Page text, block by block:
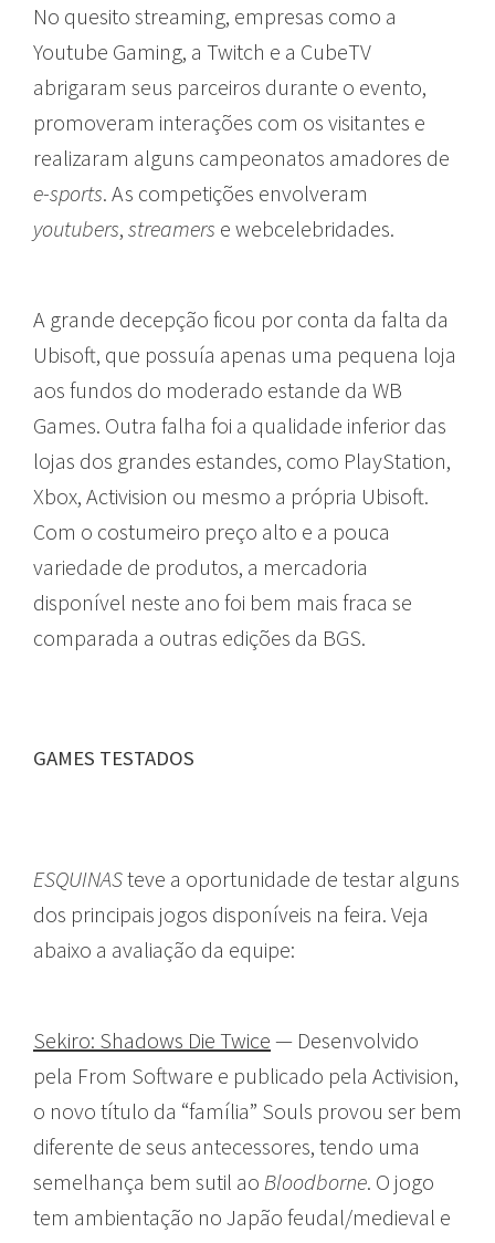
No quesito streaming, empresas como a
Youtube Gaming, a Twitch e a CubeTV
abrigaram seus parceiros durante o evento,
promoveram interações com os visitantes e
realizaram alguns campeonatos amadores de
e-sports. As competições envolveram
youtubers, streamers e webcelebridades.
A grande decepção ficou por conta da falta da
Ubisoft, que possuía apenas uma pequena loja
aos fundos do moderado estande da WB
Games. Outra falha foi a qualidade inferior das
lojas dos grandes estandes, como PlayStation,
Xbox, Activision ou mesmo a própria Ubisoft.
Com o costumeiro preço alto e a pouca
variedade de produtos, a mercadoria
disponível neste ano foi bem mais fraca se
comparada a outras edições da BGS.
GAMES TESTADOS
ESQUINASteve a oportunidade de testar alguns
dos principais jogos disponíveis na feira. Veja
abaixo a avaliação da equipe:
Sekiro: Shadows Die Twice — Desenvolvido
pela From Software e publicado pela Activision,
o novo título da “família” Souls provou ser bem
diferente de seus antecessores, tendo uma
semelhança bem sutil ao Bloodborne. O jogo
tem ambientação no Japão feudal/medieval e